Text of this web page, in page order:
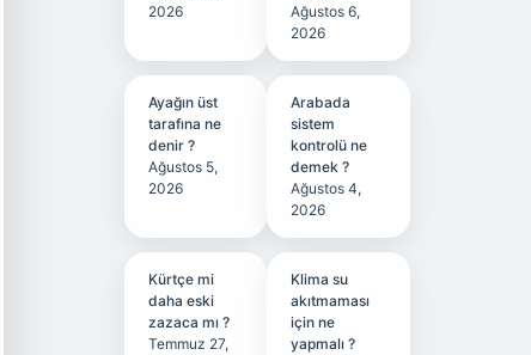
2026
Ağustos 6,
2026
Ayağın üst
tarafına ne
denir ?
Ağustos 5,
2026
Arabada
sistem
kontrolü ne
demek ?
Ağustos 4,
2026
Kürtçe mi
daha eski
zazaca mı ?
Temmuz 27,
Klima su
akıtmaması
için ne
yapmalı ?